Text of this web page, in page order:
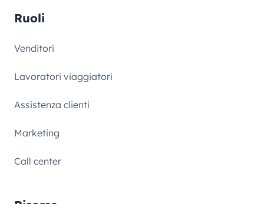
Ruoli
Venditori
Lavoratori viaggiatori
Assistenza clienti
Marketing
Call center